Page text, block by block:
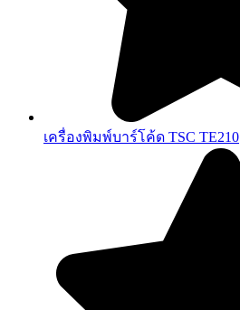
เครื่องพิมพ์บาร์โค้ด TSC TE210